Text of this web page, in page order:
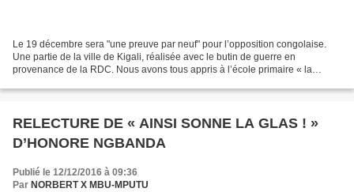
Le 19 décembre sera "une preuve par neuf" pour l’opposition congolaise.
Une partie de la ville de Kigali, réalisée avec le butin de guerre en
provenance de la RDC. Nous avons tous appris à l’école primaire « la
RELECTURE DE « AINSI SONNE LA GLAS ! »
D’HONORE NGBANDA
Publié le 12/12/2016 à 09:36
Par NORBERT X MBU-MPUTU